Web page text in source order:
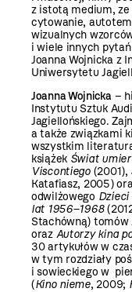
z istotą medium,
cytowanie,
wizualnych
i wiele innych
Joanna Wojnicka z
Uniwersytetu
Joanna Wojnicka–
Instytutu Sztuk
Jagiellońskiego.
a także związkami
wszystkim
książek Świat
Viscontiego(2001),
Katafiasz, 2005)
odwilżowego
lat 1956–1968
Stachówną) tomów
oraz Autorzy kina
30 artykułów w
w tym rozdziały
i sowieckiego w
(Kino nieme, 2009;